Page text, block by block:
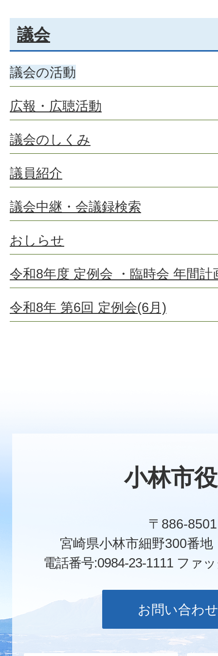
議会
議会の活動
広報・広聴活動
議会のしくみ
議員紹介
議会中継・会議録検索
おしらせ
令和8年度 定例会 ・臨時会 年間計
令和8年 第6回 定例会(6月)
小林市
〒886-8501
宮崎県小林市細野300番
電話番号:0984-23-1111 ファ
お問い合わせ